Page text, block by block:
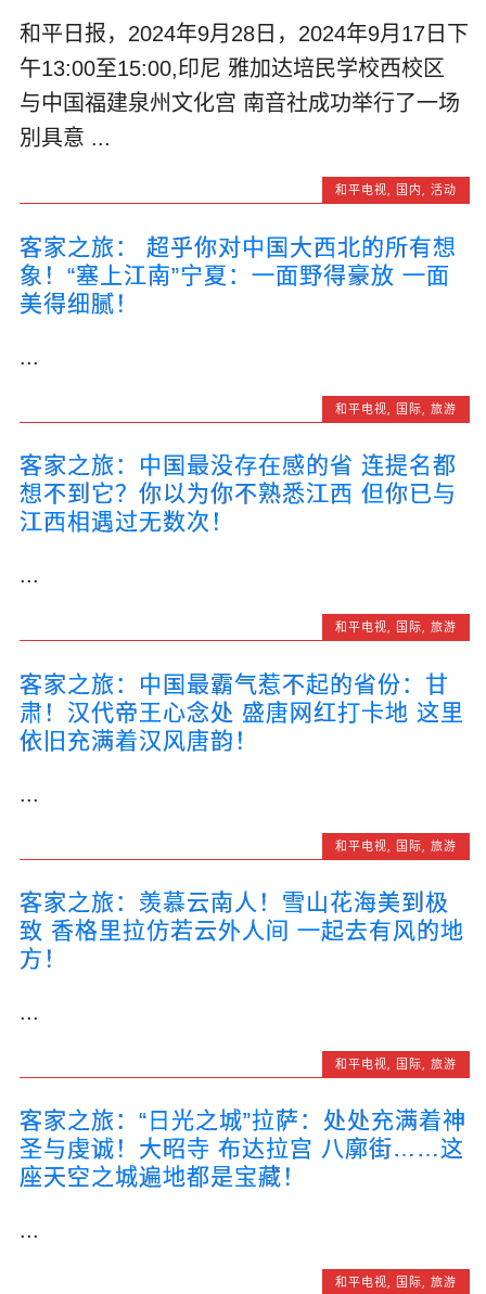
和平日报，2024年9月28日，2024年9月17日下
午13:00至15:00,印尼 雅加达培民学校西校区
与中国福建泉州文化宫 南音社成功举行了一场
別具意 ...
和平电视, 国内, 活动
客家之旅： 超乎你对中国大西北的所有想
象！“塞上江南”宁夏：一面野得豪放 一面
美得细腻！
...
和平电视, 国际, 旅游
客家之旅：中国最没存在感的省 连提名都
想不到它？你以为你不熟悉江西 但你已与
江西相遇过无数次！
...
和平电视, 国际, 旅游
客家之旅：中国最霸气惹不起的省份：甘
肃！汉代帝王心念处 盛唐网红打卡地 这里
依旧充满着汉风唐韵！
...
和平电视, 国际, 旅游
客家之旅：羡慕云南人！雪山花海美到极
致 香格里拉仿若云外人间 一起去有风的地
方！
...
和平电视, 国际, 旅游
客家之旅：“日光之城”拉萨：处处充满着神
圣与虔诚！大昭寺 布达拉宫 八廓街……这
座天空之城遍地都是宝藏！
...
和平电视, 国际, 旅游